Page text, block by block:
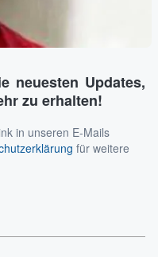
neuesten Updates,
zu erhalten!
in unseren E-Mails
für weitere